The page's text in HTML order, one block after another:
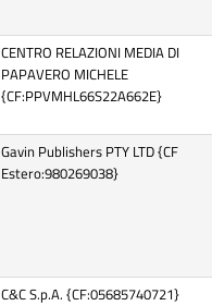
CENTRO RELAZIONI MEDIA DI
PAPAVERO MICHELE
{CF:PPVMHL66S22A662E}
Gavin Publishers PTY LTD {CF
Estero:980269038}
C&C S.p.A. {CF:05685740721}